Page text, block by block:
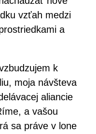
vzťah medzi
a
k
moja návšteva
aliancie
a vašou
sa práve v lone